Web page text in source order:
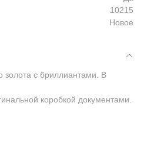
10215
Новое
золота с бриллиантами. В
коробкой документами.